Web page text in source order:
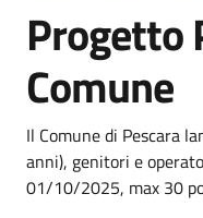
Progetto
Comune
Dettagli
Il Comune di Pescara
anni), genitori e
01/10/2025, max 30